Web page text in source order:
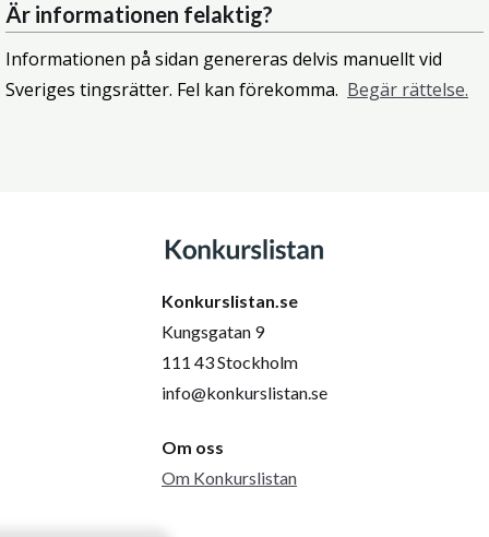
Är informationen felaktig?
Informationen på sidan genereras delvis manuellt vid
Sveriges tingsrätter. Fel kan förekomma. Begär rättelse.
Konkurslistan.se
Kungsgatan 9
111 43 Stockholm
info@konkurslistan.se
Om oss
Om Konkurslistan